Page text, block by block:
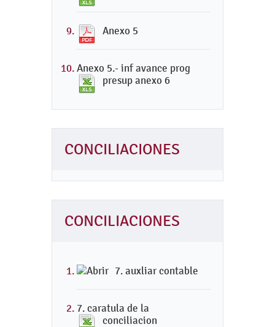
Anexo 5
Anexo 5.- inf avance prog
presup anexo 6
CONCILIACIONES
CONCILIACIONES
7. auxliar contable
7. caratula de la
conciliacion